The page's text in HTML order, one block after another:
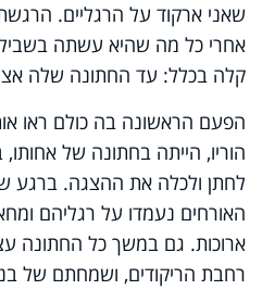
שאני ארקוד על הרגליים.
אחרי כל מה שהיא עשתה
קלה בכלל: עד החתונה שלה
הפעם הראשונה בה כולם ראו
הוריו, הייתה בחתונה של
לחתן ולכלה את ההצגה. ברגע
האורחים נעמדו על רגליהם
ארוכות. גם במשך כל החתונה
רחבת הריקודים, ושמחתם של